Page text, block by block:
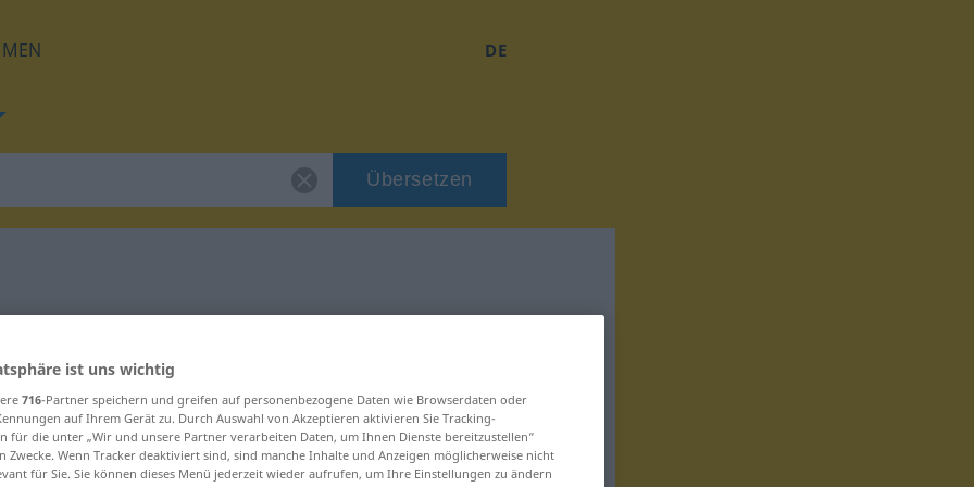
DE
Übersetzen
für "anbieten"
ist uns wichtig
716-Partner speichern und greifen auf personenbezogene Daten wie Browserdaten oder
auf Ihrem Gerät zu. Durch Auswahl von Akzeptieren aktivieren Sie Tracking-
für die unter „Wir und unsere Partner verarbeiten Daten, um Ihnen Dienste bereitzustellen“
Zwecke. Wenn Tracker deaktiviert sind, sind manche Inhalte und Anzeigen möglicherweise nicht
für Sie. Sie können dieses Menü jederzeit wieder aufrufen, um Ihre Einstellungen zu ändern